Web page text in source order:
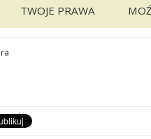
TWOJE PRAWA